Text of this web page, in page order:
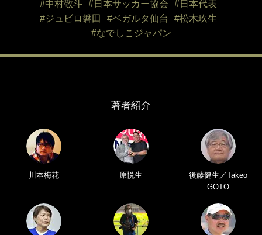
#中村敬斗
#日本サッカー協会
#日本代表
#ジュビロ磐田
#ベガルタ仙台
#松木玖生
#なでしこジャパン
著者紹介
川本梅花 原悦生
後藤健生／Takeo
GOTO